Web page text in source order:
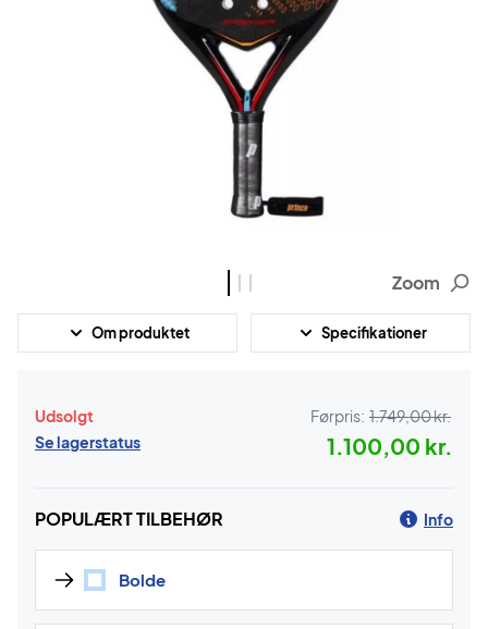
Zoom
Om produktet Specifikationer
Udsolgt
Se lagerstatus
Førpris: 1.749,00 kr.
1.100,00 kr.
POPULÆRT TILBEHØR Info
Bolde